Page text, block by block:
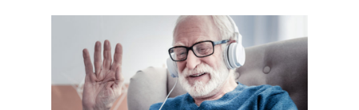
Besondere Anlässe
Freudige Anlässe
Eigene Aktion
Mein Erbe tut Gutes
Geldauflagen und
Mit besonderen Anlässen
tun
Unterstützen Sie unsere
Mein Erbe tut Gutes
Außergewöhnliche
Geschichten
Ihre Spende zeigt Wirkung
Über Uns